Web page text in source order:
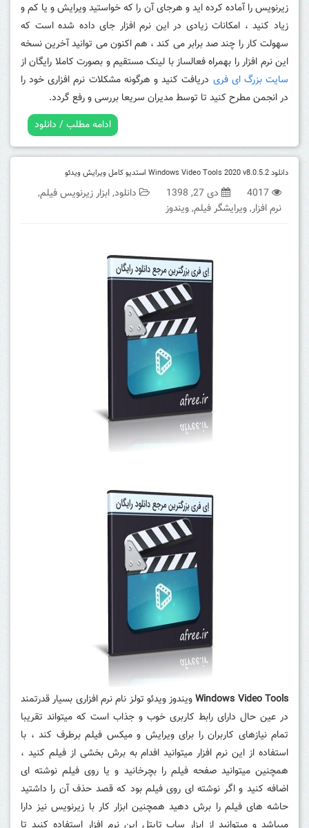
زیرنویس را آماده کرده اید و هرجای آن را که خواستید ویرایش و یا کم و
زیاد کنید ، امکانات زیادی در این نرم افزار جای داده شده است که
سهولت کار را چند صد برابر می کند ، هم اکنون می توانید آخرین نسخه
این نرم افزار را بهمراه فعالساز با لینک مستقیم و بصورت کاملا رایگان از
سایت بزرگ ای فری دریافت کنید و هرگونه مشکلات نرم افزاری خود را
در انجمن مطرح کنید تا توسط مدیران سریعا بررسی و رفع گردد.
ادامه مطلب / دانلود
دانلود Windows Video Tools 2020 v8.0.5.2 استدیو کامل ویرایش ویدئو
4017 دی 27, 1398 دانلود,ابزار زیرنویس فیلم,
نرم افزار,ویرایشگر فیلم,ویندوز
Windows Video Toolsویندوز ویدئو تولز نام نرم افزاری بسیار قدرتمند
در عین حال دارای رابط کاربری خوب و جذاب است که میتواند تقریبا
تمام نیازهای کاربران را برای ویرایش و میکس فیلم برطرف کند ، با
استفاده از این نرم افزار میتوانید افدام به برش بخشی از فیلم کنید ،
همچنین میتوانید صفحه فیلم را بچرخانید و یا روی فیلم نوشته ای
اضافه کنید و اگر نوشته ای روی فیلم بود که قصد حذف آن را داشتید
حاشه های فیلم را برش دهید همچنین ابزار کار با زیرنویس نیز دارا